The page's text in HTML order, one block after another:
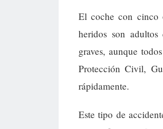
El coche con cinco
heridos son
graves, aunque
Protección Civil,
rápidamente.
Este tipo de